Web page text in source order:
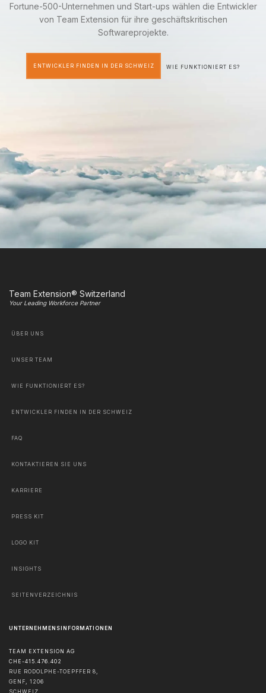
Fortune-500-Unternehmen und Start-ups wählen die Entwickler
von Team Extension für ihre geschäftskritischen
Softwareprojekte.
ENTWICKLER FINDEN IN DER SCHWEIZ WIE FUNKTIONIERT ES?
Team Extension® Switzerland
Your Leading Workforce Partner
ÜBER UNS
UNSER TEAM
WIE FUNKTIONIERT ES?
ENTWICKLER FINDEN IN DER SCHWEIZ
FAQ
KONTAKTIEREN SIE UNS
KARRIERE
PRESS KIT
LOGO KIT
INSIGHTS
SEITENVERZEICHNIS
UNTERNEHMENSINFORMATIONEN
TEAM EXTENSION AG
CHE-415.476.402
RUE RODOLPHE-TOEPFFER 8,
GENF, 1206